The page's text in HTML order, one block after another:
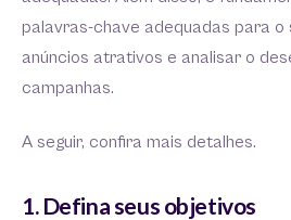
palavras-chave adequadas para o
anúncios atrativos e analisar o
campanhas.
A seguir, confira mais detalhes.
1. Defina seus objetivos